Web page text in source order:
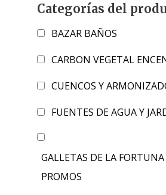
Categorías del
BAZAR BAÑOS
CARBON VEGETAL
CUENCOS Y
FUENTES DE AGUA Y
GALLETAS DE LA FORTUNA
PROMOS